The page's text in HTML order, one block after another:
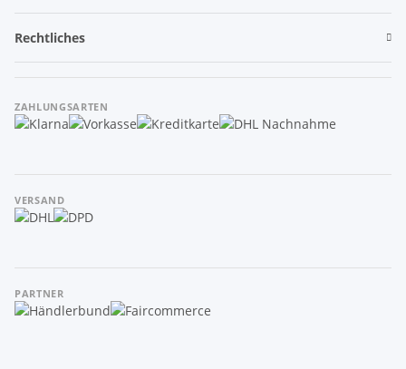
Rechtliches
ZAHLUNGSARTEN
VERSAND
PARTNER